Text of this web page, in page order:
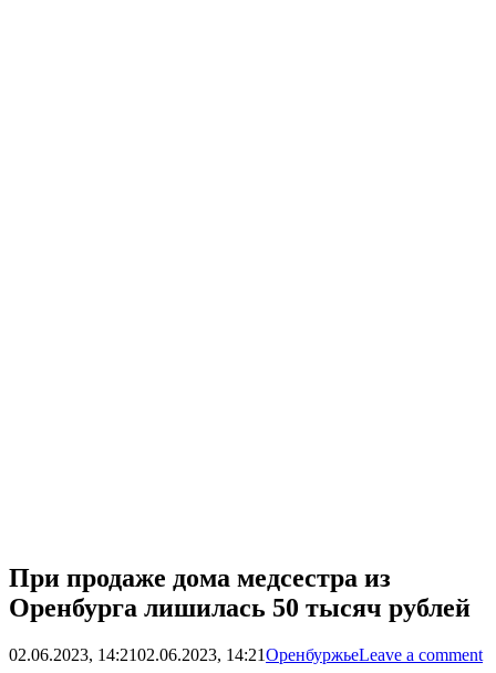
При продаже дома медсестра из
Оренбурга лишилась 50 тысяч рублей
02.06.2023, 14:2102.06.2023, 14:21ОренбуржьеLeave a comment